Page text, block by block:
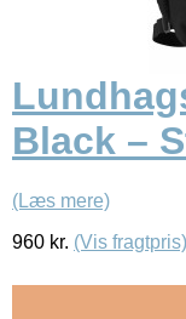
Black –
(Læs mere)
960 kr. (Vis fragtpris)